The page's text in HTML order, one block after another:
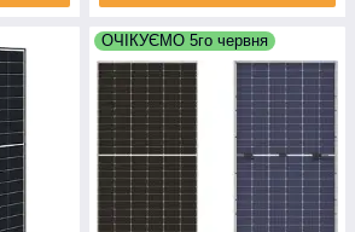
ОЧІКУЄМО 5го червня